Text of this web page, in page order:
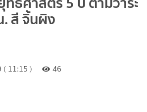
สี จิ้นผิง
11:15 )
46